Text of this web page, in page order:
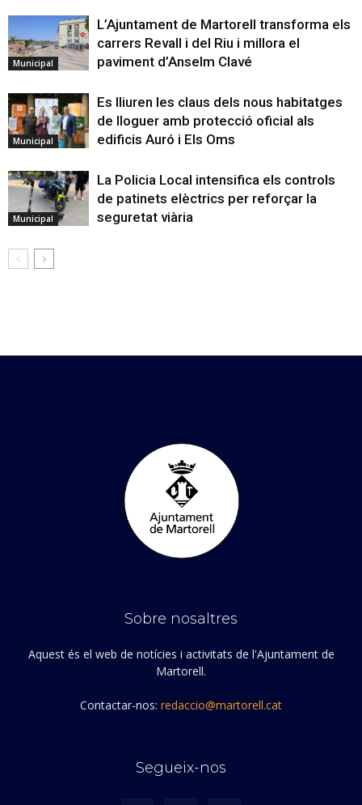
Municipal
L’Ajuntament de Martorell transforma els
carrers Revall i del Riu i millora el
paviment d’Anselm Clavé
Municipal
Es lliuren les claus dels nous habitatges
de lloguer amb protecció oficial als
edificis Auró i Els Oms
Municipal
La Policia Local intensifica els controls
de patinets elèctrics per reforçar la
seguretat viària
Sobre nosaltres
Aquest és el web de notícies i activitats de l'Ajuntament de
Martorell.
Contactar-nos: redaccio@martorell.cat
Segueix-nos